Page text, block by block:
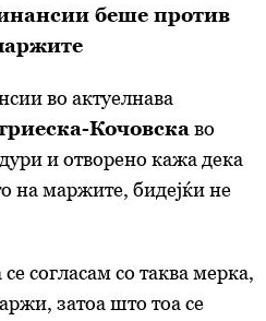
беше против
во актуелнава
Кочовскаво
и отворено кажа дека
на маржите, бидејќи не
согласам со таква мерка,
затоа што тоа се